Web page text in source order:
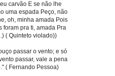
carvão E se não lhe
uma espada Peço, não
oh, minha amada Pois
foram pra ti, amada Pra
( Quinteto violado))
passar o vento; e só
passar, vale a pena
( Fernando Pessoa)